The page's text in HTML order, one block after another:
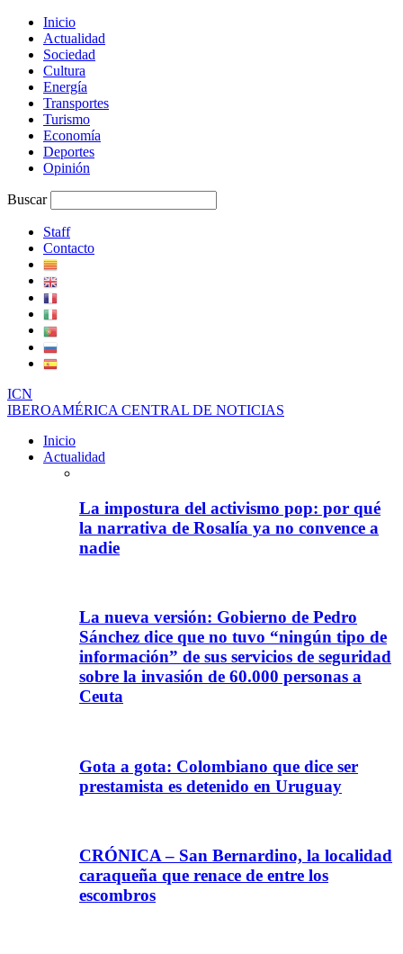
Inicio
Actualidad
Sociedad
Cultura
Energía
Transportes
Turismo
Economía
Deportes
Opinión
Buscar
Staff
Contacto
ICN
IBEROAMÉRICA CENTRAL DE NOTICIAS
Inicio
Actualidad
La impostura del activismo pop: por qué
la narrativa de Rosalía ya no convence a
nadie
La nueva versión: Gobierno de Pedro
Sánchez dice que no tuvo “ningún tipo de
información” de sus servicios de seguridad
sobre la invasión de 60.000 personas a
Ceuta
Gota a gota: Colombiano que dice ser
prestamista es detenido en Uruguay
CRÓNICA – San Bernardino, la localidad
caraqueña que renace de entre los
escombros